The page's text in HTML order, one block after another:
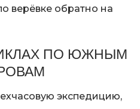
верёвке обратно на
ПО ЮЖНЫМ
экспедицию,